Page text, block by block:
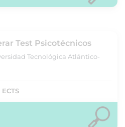
Test Psicotécnicos
Tecnológica Atlántico-